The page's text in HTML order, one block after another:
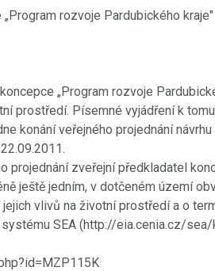
rozvoje Pardubického kraje"
„Program rozvoje
prostředí. Písemné vyjádření k
konání veřejného projednání
projednání zveřejní předkladatel
ještě jedním, v dotčeném území
vlivů na životní prostředí a o
SEA (http://eia.cenia.cz/